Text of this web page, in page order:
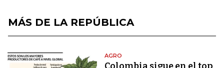
MÁS DE LA REPÚBLICA
AGRO